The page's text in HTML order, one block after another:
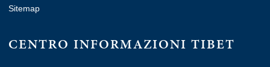
Sitemap
CENTRO INFORMAZIONI TIBET